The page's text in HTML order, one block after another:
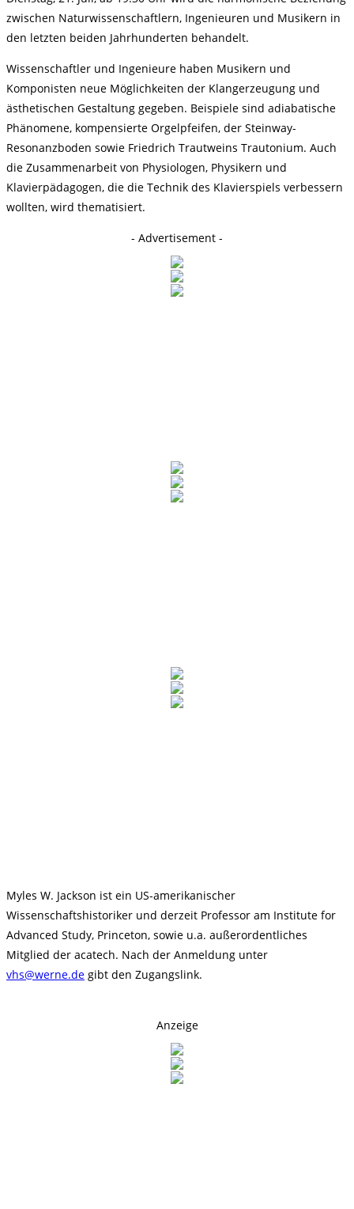
zwischen Naturwissenschaftlern, Ingenieuren und Musikern in
den letzten beiden Jahrhunderten behandelt.
Wissenschaftler und Ingenieure haben Musikern und
Komponisten neue Möglichkeiten der Klangerzeugung und
ästhetischen Gestaltung gegeben. Beispiele sind adiabatische
Phänomene, kompensierte Orgelpfeifen, der Steinway-
Resonanzboden sowie Friedrich Trautweins Trautonium. Auch
die Zusammenarbeit von Physiologen, Physikern und
Klavierpädagogen, die die Technik des Klavierspiels verbessern
wollten, wird thematisiert.
- Advertisement -
Myles W. Jackson ist ein US-amerikanischer
Wissenschaftshistoriker und derzeit Professor am Institute for
Advanced Study, Princeton, sowie u.a. außerordentliches
Mitglied der acatech. Nach der Anmeldung unter
vhs@werne.de gibt den Zugangslink.
Anzeige